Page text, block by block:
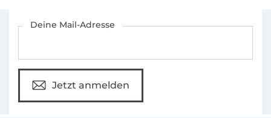
Deine Mail-Adresse
Jetzt anmelden